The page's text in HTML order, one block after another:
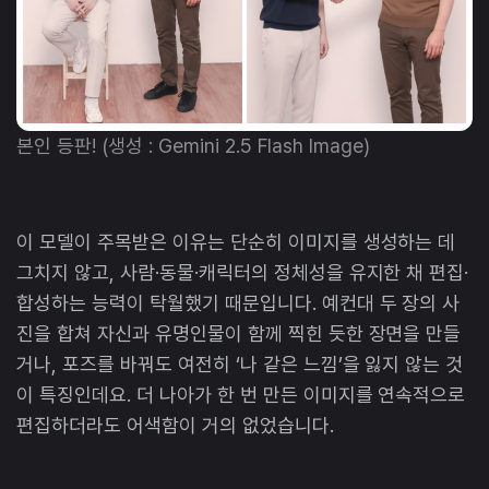
본인 등판! (생성 : Gemini 2.5 Flash Image)
이 모델이 주목받은 이유는 단순히 이미지를 생성하는 데
그치지 않고, 사람·동물·캐릭터의 정체성을 유지한 채 편집·
합성하는 능력이 탁월했기 때문입니다. 예컨대 두 장의 사
진을 합쳐 자신과 유명인물이 함께 찍힌 듯한 장면을 만들
거나, 포즈를 바꿔도 여전히 ‘나 같은 느낌’을 잃지 않는 것
이 특징인데요. 더 나아가 한 번 만든 이미지를 연속적으로
편집하더라도 어색함이 거의 없었습니다.